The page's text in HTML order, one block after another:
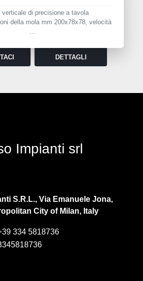
verticale di precisione a tavola
della mola mm 200x78x78, velocità
DETTAGLI
Impianti srl
S.R.L., Via Emanuele Jona,
City of Milan, Italy
334 5818736